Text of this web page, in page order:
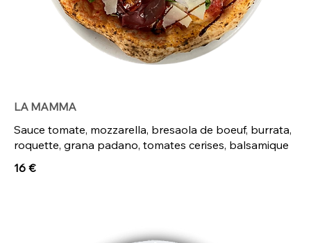
LA MAMMA
Sauce tomate, mozzarella, bresaola de boeuf, burrata,
roquette, grana padano, tomates cerises, balsamique
16 €